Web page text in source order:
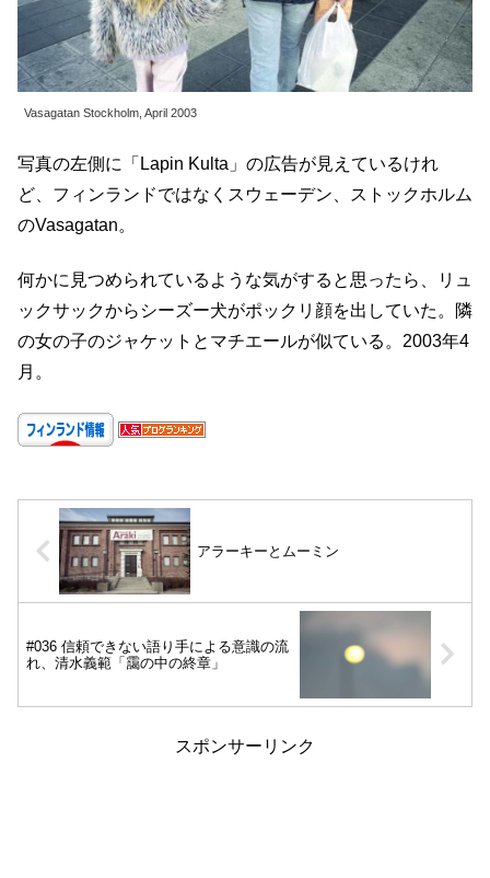
Vasagatan Stockholm, April 2003
写真の左側に「Lapin Kulta」の広告が見えているけれ
ど、フィンランドではなくスウェーデン、ストックホルム
のVasagatan。
何かに見つめられているような気がすると思ったら、リュ
ックサックからシーズー犬がポックリ顔を出していた。隣
の女の子のジャケットとマチエールが似ている。2003年4
月。
アラーキーとムーミン
#036 信頼できない語り手による意識の流
れ、清水義範「靄の中の終章」
スポンサーリンク